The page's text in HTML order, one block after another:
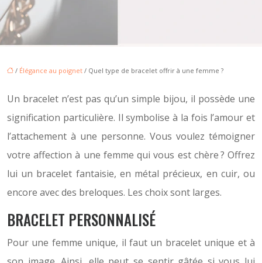
/ Élégance au poignet / Quel type de bracelet offrir à une femme ?
Un bracelet n’est pas qu’un simple bijou, il possède une
signification particulière. Il symbolise à la fois l’amour et
l’attachement à une personne. Vous voulez témoigner
votre affection à une femme qui vous est chère ? Offrez
lui un bracelet fantaisie, en métal précieux, en cuir, ou
encore avec des breloques. Les choix sont larges.
BRACELET PERSONNALISÉ
Pour une femme unique, il faut un bracelet unique et à